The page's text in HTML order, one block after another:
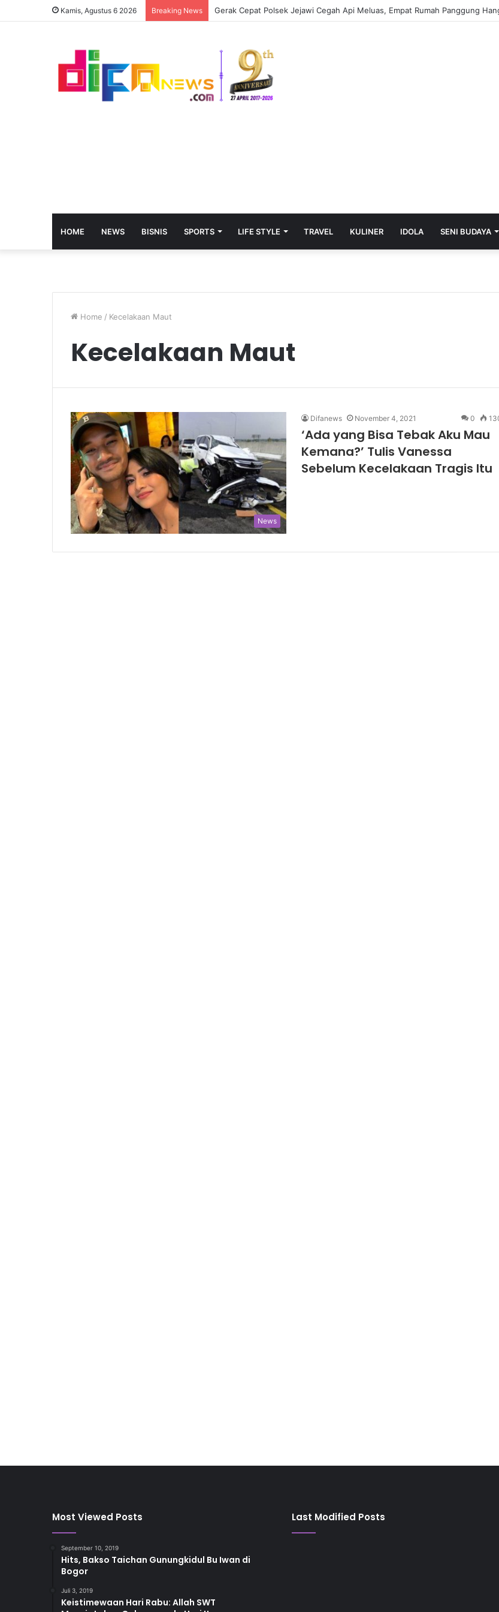
Kamis, Agustus 6 2026 Breaking News
HOME NEWS BISNIS SPORTS LIFE STYLE TRAVEL KULINER IDOLA SENI BUDAYA
Home / Kecelakaan Maut
Kecelakaan Maut
News
Difanews November 4, 2021 0
‘Ada yang Bisa Tebak Aku Mau
Kemana?’ Tulis Vanessa
Sebelum Kecelakaan Tragis Itu
Most Viewed Posts
September 10, 2019
Hits, Bakso Taichan Gunungkidul Bu Iwan di
Bogor
Juli 3, 2019
Keistimewaan Hari Rabu: Allah SWT
Last Modified Posts